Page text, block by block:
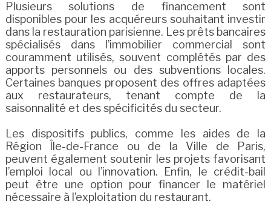
Plusieurs solutions de financement sont
disponibles pour les acquéreurs souhaitant investir
dans la restauration parisienne. Les prêts bancaires
spécialisés dans l’immobilier commercial sont
couramment utilisés, souvent complétés par des
apports personnels ou des subventions locales.
Certaines banques proposent des offres adaptées
aux restaurateurs, tenant compte de la
saisonnalité et des spécificités du secteur.
Les dispositifs publics, comme les aides de la
Région Île-de-France ou de la Ville de Paris,
peuvent également soutenir les projets favorisant
l’emploi local ou l’innovation. Enfin, le crédit-bail
peut être une option pour financer le matériel
nécessaire à l’exploitation du restaurant.